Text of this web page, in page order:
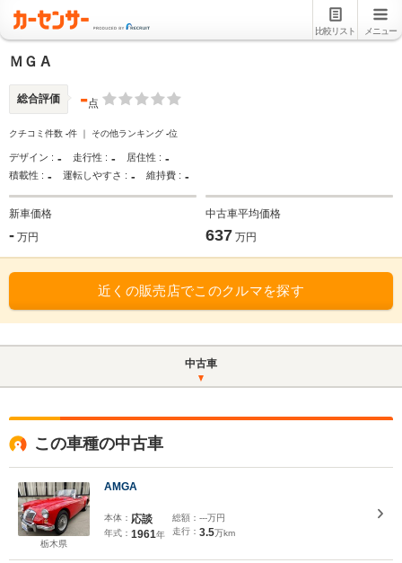
比較リスト メニュー
ＭＧ A
総合評価 -点
クチコミ件数 -件 ｜ その他ランキング -位
デザイン : - 走行性 : - 居住性 : -
積載性 : - 運転しやすさ : - 維持費 : -
新車価格
- 万円
中古車平均価格
637 万円
近くの販売店でこのクルマを探す
中古車
この車種の中古車
栃木県
AMGA
本体： 応談
年式： 1961年
総額： ---万円
走行： 3.5万km